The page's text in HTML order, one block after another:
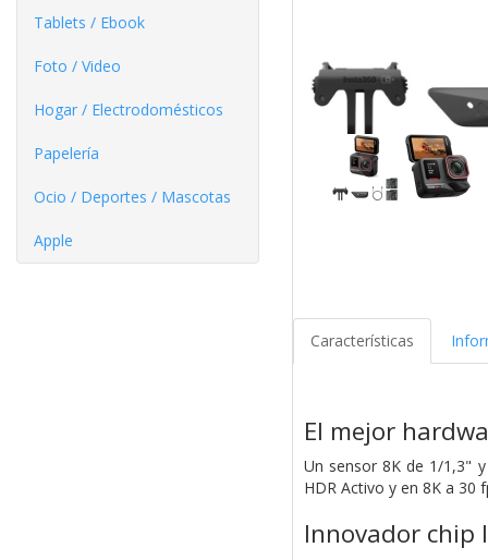
Tablets / Ebook
Foto / Video
Hogar / Electrodomésticos
Papelería
Ocio / Deportes / Mascotas
Apple
Características
El mejor
Un sensor 8K de 1/1,3"
HDR Activo y en 8K a 30
Innovador chip